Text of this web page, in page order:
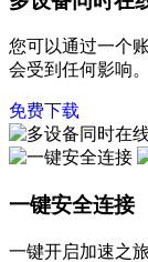
您可以通过一个
会受到任何影响
免费下载
一键安全连接
一键开启加速之